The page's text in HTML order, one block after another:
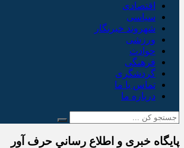
اقتصادی
سیاسی
شهروند خبرنگار
ورزشی
حوادث
فرهنگی
گردشگری
تماس با ما
درباره ما
پایگاه خبری و اطلاع رساني حرف آور